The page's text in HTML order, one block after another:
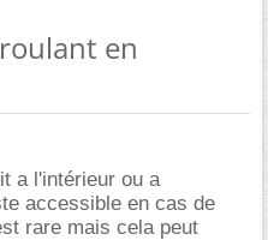
en
a l'intérieur ou a
accessible en cas de
rare mais cela peut